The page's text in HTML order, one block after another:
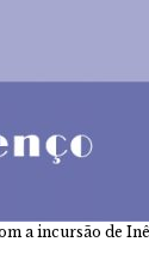
a incursão de